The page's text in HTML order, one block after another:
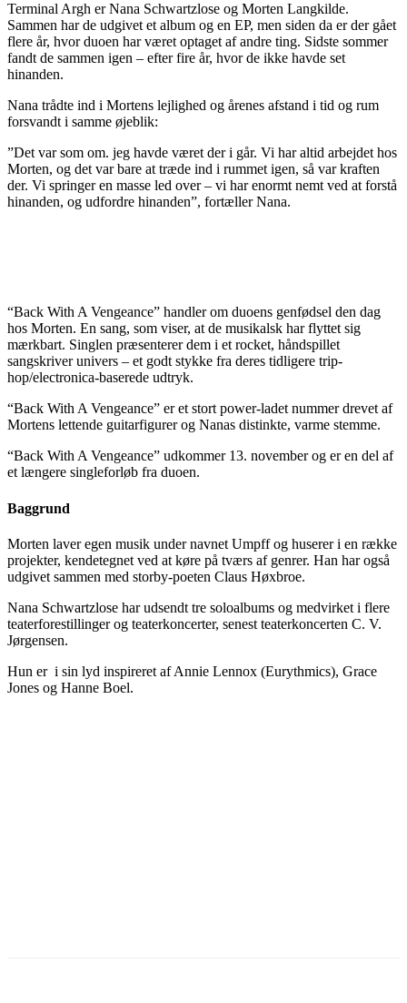
Terminal Argh er Nana Schwartzlose og Morten Langkilde.
Sammen har de udgivet et album og en EP, men siden da er der gået
flere år, hvor duoen har været optaget af andre ting. Sidste sommer
fandt de sammen igen – efter fire år, hvor de ikke havde set
hinanden.
Nana trådte ind i Mortens lejlighed og årenes afstand i tid og rum
forsvandt i samme øjeblik:
”Det var som om. jeg havde været der i går. Vi har altid arbejdet hos
Morten, og det var bare at træde ind i rummet igen, så var kraften
der. Vi springer en masse led over – vi har enormt nemt ved at forstå
hinanden, og udfordre hinanden”, fortæller Nana.
“Back With A Vengeance” handler om duoens genfødsel den dag
hos Morten. En sang, som viser, at de musikalsk har flyttet sig
mærkbart. Singlen præsenterer dem i et rocket, håndspillet
sangskriver univers – et godt stykke fra deres tidligere trip-
hop/electronica-baserede udtryk.
“Back With A Vengeance” er et stort power-ladet nummer drevet af
Mortens lettende guitarfigurer og Nanas distinkte, varme stemme.
“Back With A Vengeance” udkommer 13. november og er en del af
et længere singleforløb fra duoen.
Baggrund
Morten laver egen musik under navnet Umpff og huserer i en række
projekter, kendetegnet ved at køre på tværs af genrer. Han har også
udgivet sammen med storby-poeten Claus Høxbroe.
Nana Schwartzlose har udsendt tre soloalbums og medvirket i flere
teaterforestillinger og teaterkoncerter, senest teaterkoncerten C. V.
Jørgensen.
Hun er i sin lyd inspireret af Annie Lennox (Eurythmics), Grace
Jones og Hanne Boel.